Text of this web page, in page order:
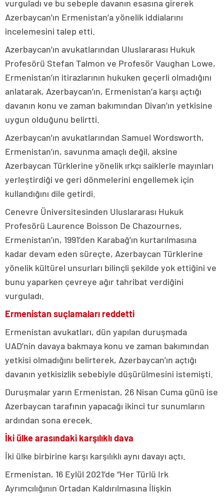
vurguladı ve bu sebeple davanın esasına girerek
Azerbaycan’ın Ermenistan’a yönelik iddialarını
incelemesini talep etti.
Azerbaycan’ın avukatlarından Uluslararası Hukuk
Profesörü Stefan Talmon ve Profesör Vaughan Lowe,
Ermenistan’ın itirazlarının hukuken geçerli olmadığını
anlatarak, Azerbaycan’ın, Ermenistan’a karşı açtığı
davanın konu ve zaman bakımından Divan’ın yetkisine
uygun olduğunu belirtti.
Azerbaycan’ın avukatlarından Samuel Wordsworth,
Ermenistan’ın, savunma amaçlı değil, aksine
Azerbaycan Türklerine yönelik ırkçı saiklerle mayınları
yerleştirdiği ve geri dönmelerini engellemek için
kullandığını dile getirdi.
Cenevre Üniversitesinden Uluslararası Hukuk
Profesörü Laurence Boisson De Chazournes,
Ermenistan’ın, 1991’den Karabağ’ın kurtarılmasına
kadar devam eden süreçte, Azerbaycan Türklerine
yönelik kültürel unsurları bilinçli şekilde yok ettiğini ve
bunu yaparken çevreye ağır tahribat verdiğini
vurguladı.
Ermenistan suçlamaları reddetti
Ermenistan avukatları, dün yapılan duruşmada
UAD’nin davaya bakmaya konu ve zaman bakımından
yetkisi olmadığını belirterek, Azerbaycan’ın açtığı
davanın yetkisizlik sebebiyle düşürülmesini istemişti.
Duruşmalar yarın Ermenistan, 26 Nisan Cuma günü ise
Azerbaycan tarafının yapacağı ikinci tur sunumların
ardından sona erecek.
İki ülke arasındaki karşılıklı dava
İki ülke birbirine karşı karşılıklı aynı davayı açtı.
Ermenistan, 16 Eylül 2021’de “Her Türlü Irk
Ayrımcılığının Ortadan Kaldırılmasına İlişkin